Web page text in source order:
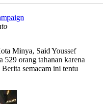
Minya, Said Youssef
529 orang tahanan karena
semacam ini tentu